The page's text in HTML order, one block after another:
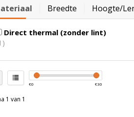
Breedte Hoogte/
Direct thermal (zonder lint)
€0 €30
1 van 1